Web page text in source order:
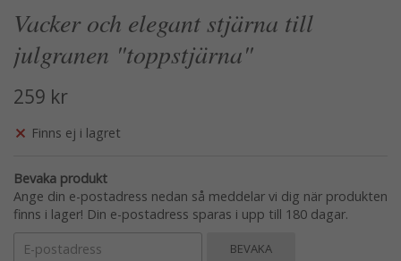
Vacker och elegant stjärna till
julgranen "toppstjärna"
259 kr
Finns ej i lagret
Bevaka produkt
Ange din e-postadress nedan så meddelar vi dig när produkten
finns i lager! Din e-postadress sparas i upp till 180 dagar.
BEVAKA